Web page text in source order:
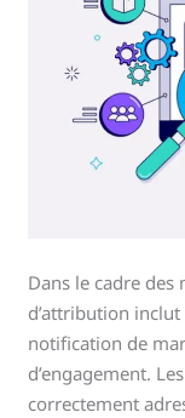
Dans le cadre des
d’attribution
notification de
d’engagement.
correctement